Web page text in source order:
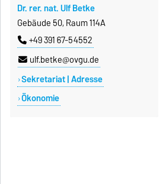
Dr. rer. nat. Ulf Betke
Gebäude 50, Raum 114A
+49 391 67-54552
ulf.betke@ovgu.de
Sekretariat | Adresse
Ökonomie